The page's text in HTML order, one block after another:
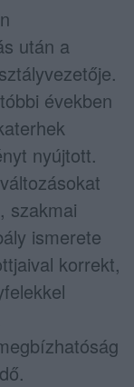
után a
években
nyújtott.
szakmai
ismerete
korrekt,